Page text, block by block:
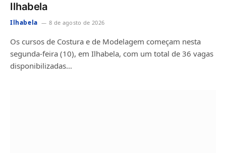
Ilhabela
Ilhabela 8 de agosto de 2026
Os cursos de Costura e de Modelagem começam nesta
segunda-feira (10), em Ilhabela, com um total de 36 vagas
disponibilizadas…